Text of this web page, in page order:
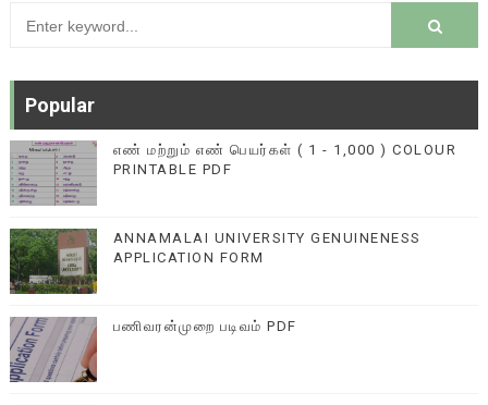
Popular
எண் மற்றும் எண் பெயர்கள் ( 1 - 1,000 ) COLOUR
PRINTABLE PDF
ANNAMALAI UNIVERSITY GENUINENESS
APPLICATION FORM
பணிவரன்முறை படிவம் PDF